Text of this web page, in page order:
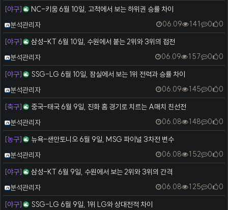
[야구]
NC-키움 6월 10일, 고척에서 보는 하위권 승률 차이
등록자
분석관리자 06.09 141 0
0
[야구]
삼성-KT 6월 10일, 수원에서 붙는 2위와 3위의 접전
등록자
분석관리자 06.09 157 0
0
[야구]
SSG-LG 6월 10일, 잠실에서 보는 1위 전력과 승률 차이
등록자
분석관리자 06.09 145 0
0
[축구]
중국-태국 6월 9일, 진화 홈 경기로 치르는 A매치 친선전
등록자
분석관리자 06.08 148 0
0
[농구]
뉴욕-샌안토니오 6월 9일, MSG 파이널 3차전 변수
등록자
분석관리자 06.08 152 0
0
[야구]
삼성-KT 6월 9일, 수원에서 보는 2위와 3위의 간격
등록자
분석관리자 06.08 125 0
0
[야구]
SSG-LG 6월 9일, 1위 LG와 상대전적 차이